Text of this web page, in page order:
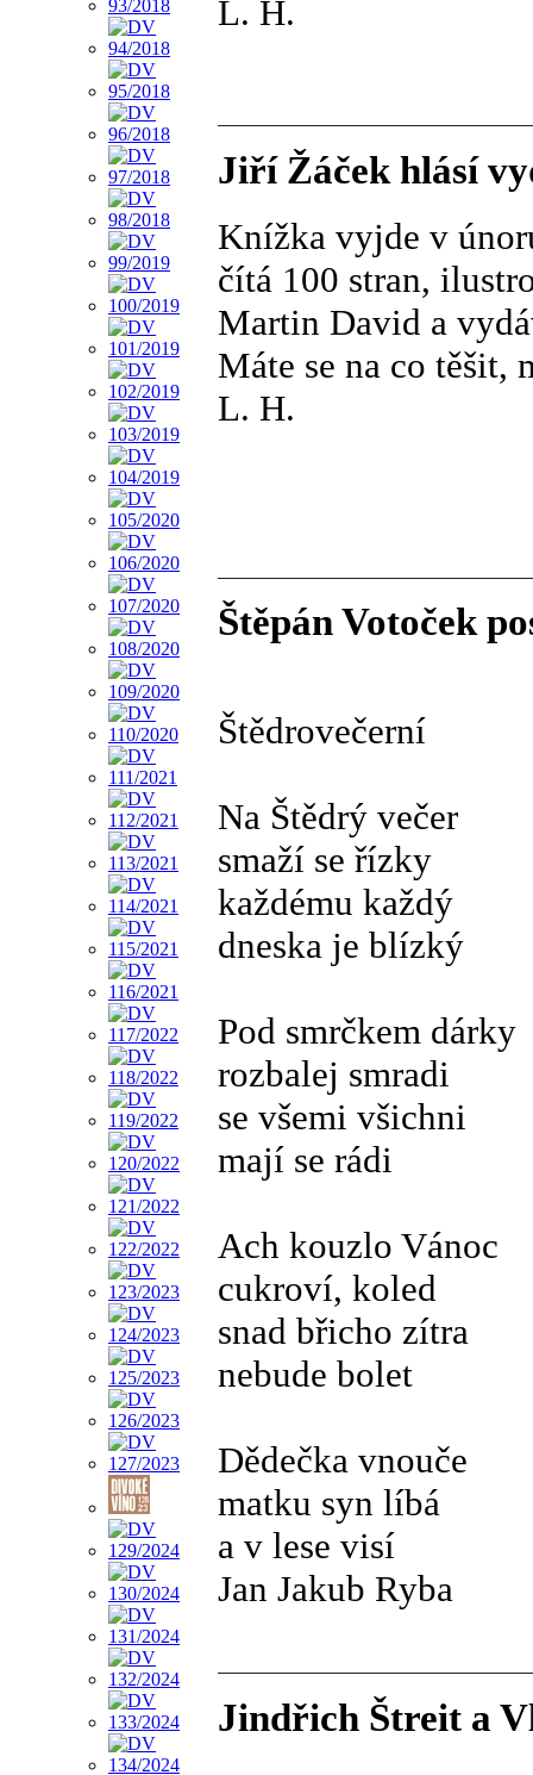
L. H.
Jiří Žáček hlásí
Knížka vyjde v
čítá 100 stran,
Martin David a
Máte se na co těšit,
L. H.
Štěpán Votoček
Štědrovečerní
Na Štědrý večer
smaží se řízky
každému každý
dneska je blízký
Pod smrčkem dárky
rozbalej smradi
se všemi všichni
mají se rádi
Ach kouzlo Vánoc
cukroví, koled
snad břicho zítra
nebude bolet
Dědečka vnouče
matku syn líbá
a v lese visí
Jan Jakub Ryba
Jindřich Štreit a